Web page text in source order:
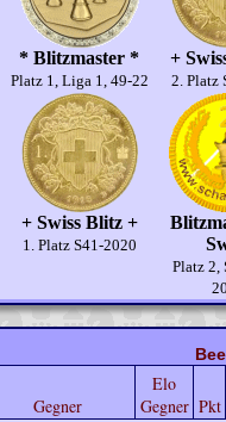
* Blitzmaster *
Platz 1, Liga 1, 49-22
+
2. Platz
+ Swiss Blitz +
1. Platz S41-2020
Platz 2,
Gegner
Elo
Gegner Pkt